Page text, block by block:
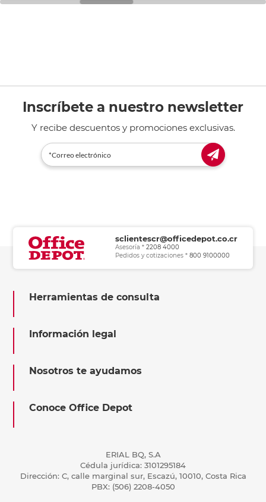
Inscríbete a nuestro newsletter
Y recibe descuentos y promociones exclusivas.
sclientescr@officedepot.co.cr
Asesoría *2208 4000
Pedidos y cotizaciones *800 9100000
Herramientas de consulta
Información legal
Nosotros te ayudamos
Conoce Office Depot
ERIAL BQ, S.A
Cédula jurídica: 3101295184
Dirección: C, calle marginal sur, Escazú, 10010, Costa Rica
PBX: (506) 2208-4050